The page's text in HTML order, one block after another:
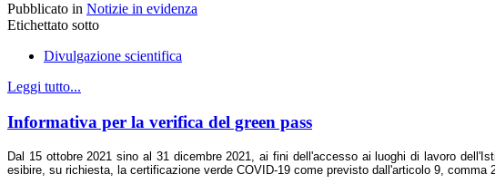
Pubblicato in Notizie in evidenza
Etichettato sotto
Divulgazione scientifica
Leggi tutto...
Informativa per la verifica del green pass
Dal 15 ottobre 2021 sino al 31 dicembre 2021, ai fini dell'accesso ai luoghi di lavoro
esibire, su richiesta, la certificazione verde COVID-19 come previsto dall'articolo 9, comma